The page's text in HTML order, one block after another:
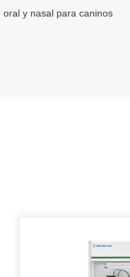
y nasal para caninos